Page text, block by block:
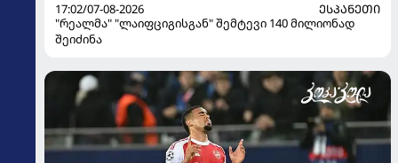
17:02/07-08-2026
ᲔᲡᲞᲐᲜᲔᲗᲘ
"რეალმა" "ლაიფციგისგან" შემტევი 140 მილიონად
შეიძინა